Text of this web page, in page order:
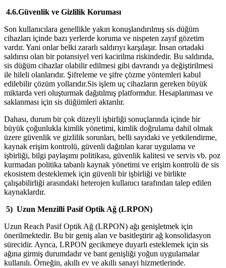
4.6.Güvenlik ve Gizlilik Koruması
Son kullanıcılara genellikle yakın konuşlandırılmış sis düğüm
cihazları içinde bazı yerlerde koruma ve nispeten zayıf gözetim
vardır. Yani onlar belki zararlı saldırıyı karşılaşır. İnsan ortadaki
saldırısı olan bir potansiyel veri kacirilma riskindedir. Bu saldırıda,
sis düğüm cihazlar olabilir edilmesi gibi davrandı ya değiştirilmesi
ile hileli olanlarıdır. Şifreleme ve şifre çözme yöntemleri kabul
edilebilir çözüm yollarıdır.Sis işlem uç cihazların gereken büyük
miktarda veri oluşturmak dağıtılmış platformdur. Hesaplanması ve
saklanması için sis düğümleri aktarılır.
Dahası, durum bir çok düzeyli işbirliği sonuçlarında içinde bir
büyük çoğunlukla kimlik yönetimi, kimlik doğrulama dahil olmak
üzere güvenlik ve gizlilik sorunları, belli sayıdaki ve yetkilendirme,
kaynak erişim kontrolü, güvenli dağıtılan karar uygulama ve
işbirliği, bilgi paylaşımı politikası, güvenlik kalitesi ve servis vb. poz
kurmadan politika tabanlı kaynak yönetimi ve erişim kontrolü de sis
ekosistem desteklemek için güvenli bir işbirliği ve birlikte
çalışabilirliği arasındaki heterojen kullanıcı tarafından talep edilen
kaynaklardır.
5) Uzun Menzilli Pasif Optik Ağ (LRPON)
Uzun Reach Pasif Optik Ağ (LRPON) ağı genişletmek için
önerilmektedir. Bu bir geniş alan ve basitleştirir ağ konsolidasyon
sürecidir. Ayrıca, LRPON gecikmeye duyarlı esteklemek için sis
ağına girmiş durumdadır ve bant genişliği yoğun uygulamalar
kullanılı. Örneğin, akıllı ev ve akıllı sanayi hizmetlerinde.